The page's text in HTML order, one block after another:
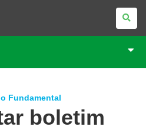
Fundamental
boletim